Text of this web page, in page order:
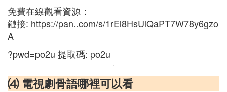
免費在線觀看資源：
鏈接: https://pan..com/s/1rEl8HsUlQaPT7W78y6gzo
A
?pwd=po2u 提取碼: po2u
⑷ 電視劇骨語哪裡可以看